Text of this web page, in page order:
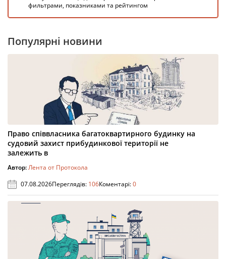
фильтрами, показниками та рейтингом
Популярні новини
Право співвласника багатоквартирного будинку на
судовий захист прибудинкової території не
залежить в
Автор:Лента от Протокола
07.08.2026Переглядів: 106Коментарі:0